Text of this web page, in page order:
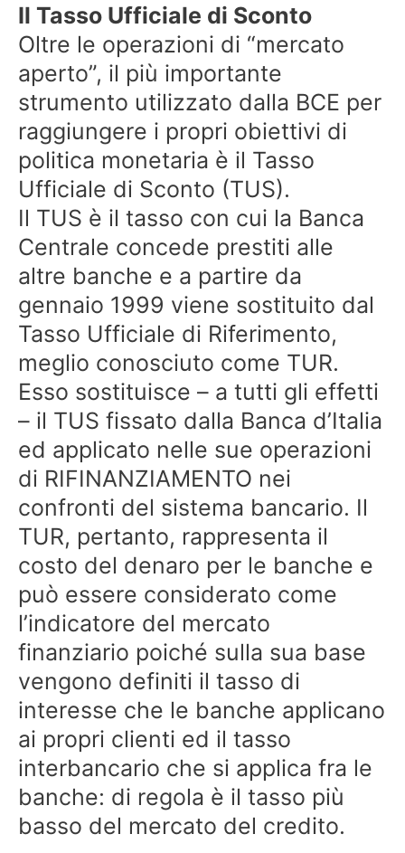
Il Tasso Ufficiale di Sconto
Oltre le operazioni di “mercato
aperto”, il più importante
strumento utilizzato dalla BCE per
raggiungere i propri obiettivi di
politica monetaria è il Tasso
Ufficiale di Sconto (TUS).
Il TUS è il tasso con cui la Banca
Centrale concede prestiti alle
altre banche e a partire da
gennaio 1999 viene sostituito dal
Tasso Ufficiale di Riferimento,
meglio conosciuto come TUR.
Esso sostituisce – a tutti gli effetti
– il TUS fissato dalla Banca d’Italia
ed applicato nelle sue operazioni
di RIFINANZIAMENTO nei
confronti del sistema bancario. Il
TUR, pertanto, rappresenta il
costo del denaro per le banche e
può essere considerato come
l’indicatore del mercato
finanziario poiché sulla sua base
vengono definiti il tasso di
interesse che le banche applicano
ai propri clienti ed il tasso
interbancario che si applica fra le
banche: di regola è il tasso più
basso del mercato del credito.